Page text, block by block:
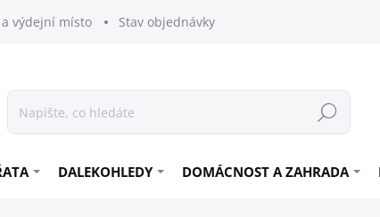
výdejní místo Stav objednávky
Hledat
DALEKOHLEDY DOMÁCNOST A ZAHRADA